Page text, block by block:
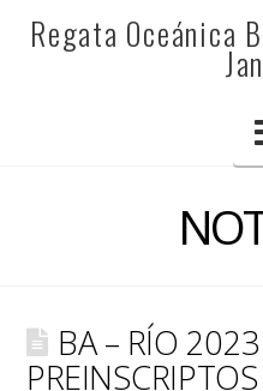
AIRES
Regata Oceánica
BA – RÍO
PREINSCRIPTOS